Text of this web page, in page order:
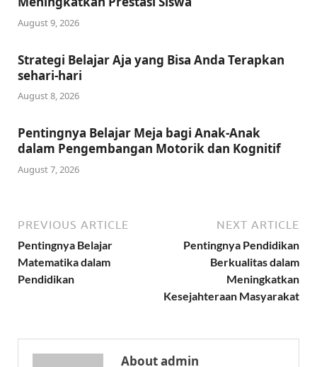
August 9, 2026
Strategi Belajar Aja yang Bisa Anda Terapkan
sehari-hari
August 8, 2026
Pentingnya Belajar Meja bagi Anak-Anak
dalam Pengembangan Motorik dan Kognitif
August 7, 2026
PREVIOUS ARTICLE
Pentingnya Belajar
Matematika dalam
Pendidikan
NEXT ARTICLE
Pentingnya Pendidikan
Berkualitas dalam
Meningkatkan
Kesejahteraan Masyarakat
About admin